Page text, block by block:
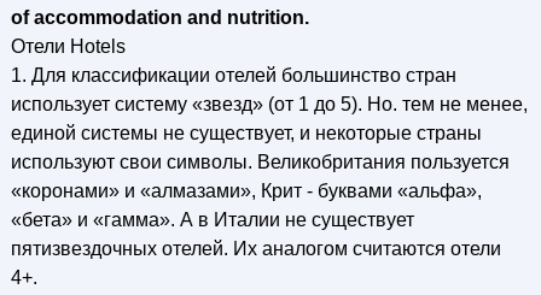
of accommodation and nutrition.
Отели Hotels
1. Для классификации отелей большинство стран
использует систему «звезд» (от 1 до 5). Но. тем не менее,
единой системы не существует, и некоторые страны
используют свои символы. Великобритания пользуется
«коронами» и «алмазами», Крит - буквами «альфа»,
«бета» и «гамма». А в Италии не существует
пятизвездочных отелей. Их аналогом считаются отели
4+.